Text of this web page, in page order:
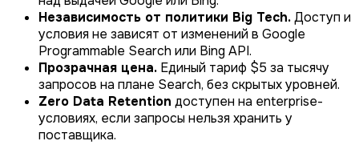
Независимость от политики Big Tech.Доступ и
условия не зависят от изменений в Google
Programmable Search или Bing API.
Прозрачная цена. Единый тариф $5 за тысячу
запросов на плане Search, без скрытых уровней.
Zero Data Retention доступен на enterprise-
условиях, если запросы нельзя хранить у
поставщика.